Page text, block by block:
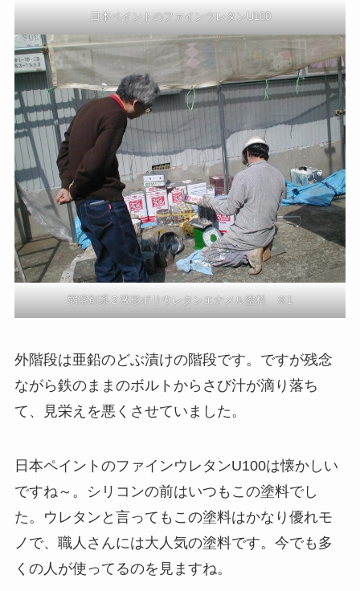
日本ペイントのファインウレタンU100
弱溶剤系２液形ポリウレタンエナメル塗料 ※1
外階段は亜鉛のどぶ漬けの階段です。ですが残念
ながら鉄のままのボルトからさび汁が滴り落ち
て、見栄えを悪くさせていました。
日本ペイントのファインウレタンU100は懐かしい
ですね～。シリコンの前はいつもこの塗料でし
た。ウレタンと言ってもこの塗料はかなり優れモ
ノで、職人さんには大人気の塗料です。今でも多
くの人が使ってるのを見ますね。